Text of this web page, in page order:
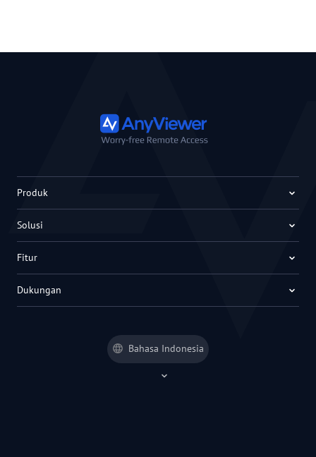
Bahasa Indonesia
Produk
Solusi
Fitur
Dukungan